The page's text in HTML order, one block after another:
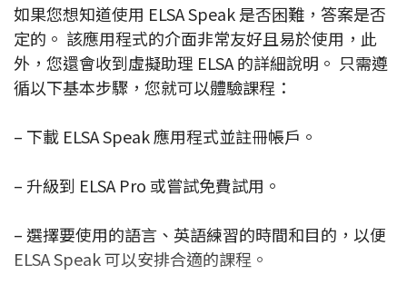
如果您想知道使用 ELSA Speak 是否困難，答案是否
定的。 該應用程式的介面非常友好且易於使用，此
外，您還會收到虛擬助理 ELSA 的詳細說明。 只需遵
循以下基本步驟，您就可以體驗課程：
– 下載 ELSA Speak 應用程式並註冊帳戶。
– 升級到 ELSA Pro 或嘗試免費試用。
– 選擇要使用的語言、英語練習的時間和目的，以便
ELSA Speak 可以安排合適的課程。